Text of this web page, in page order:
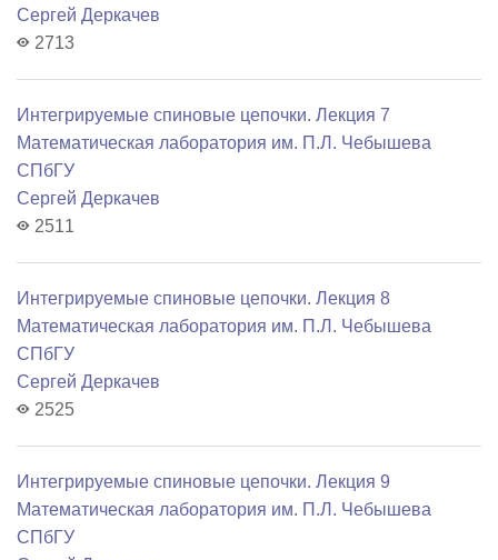
Сергей Деркачев
2713
Интегрируемые спиновые цепочки. Лекция 7
Математичеcкая лаборатория им. П.Л. Чебышева
СПбГУ
Сергей Деркачев
2511
Интегрируемые спиновые цепочки. Лекция 8
Математичеcкая лаборатория им. П.Л. Чебышева
СПбГУ
Сергей Деркачев
2525
Интегрируемые спиновые цепочки. Лекция 9
Математичеcкая лаборатория им. П.Л. Чебышева
СПбГУ